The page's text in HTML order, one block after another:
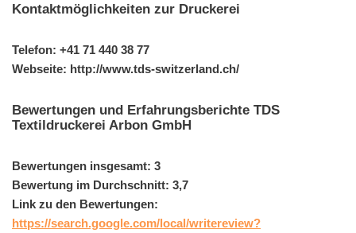
Kontaktmöglichkeiten zur Druckerei
Telefon: +41 71 440 38 77
Webseite: http://www.tds-switzerland.ch/
Bewertungen und Erfahrungsberichte TDS
Textildruckerei Arbon GmbH
Bewertungen insgesamt: 3
Bewertung im Durchschnitt: 3,7
Link zu den Bewertungen:
https://search.google.com/local/writereview?